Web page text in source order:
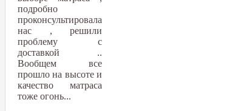
подробно
проконсультировала
нас , решили
проблему с
доставкой ..
Вообщем все
прошло на высоте и
качество матраса
тоже огонь...